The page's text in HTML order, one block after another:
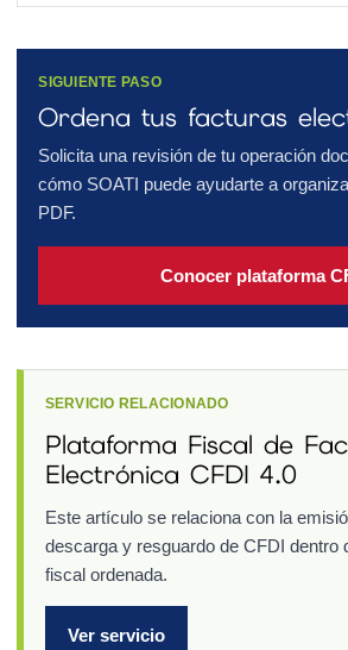
SIGUIENTE PASO
Ordena tus facturas
Solicita una revisión de tu operación
cómo SOATI puede ayudarte a
PDF.
Conocer plataforma
SERVICIO RELACIONADO
Plataforma Fiscal de
Electrónica CFDI 4.0
Este artículo se relaciona con la
descarga y resguardo de CFDI dentro
fiscal ordenada.
Ver servicio